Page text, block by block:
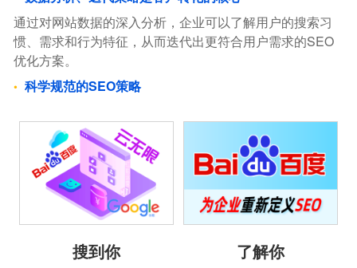
通过对网站数据的深入分析，企业可以了解用户的搜索习
惯、需求和行为特征，从而迭代出更符合用户需求的SEO
优化方案。
科学规范的SEO策略
搜到你 了解你